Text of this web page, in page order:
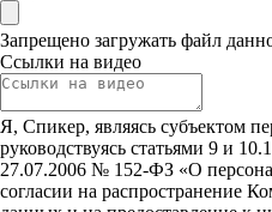
Запрещено загружать файл
Ссылки на видео
Я, Спикер, являясь субъектом
руководствуясь статьями 9 и
27.07.2006 № 152-ФЗ «О
согласии на распространение